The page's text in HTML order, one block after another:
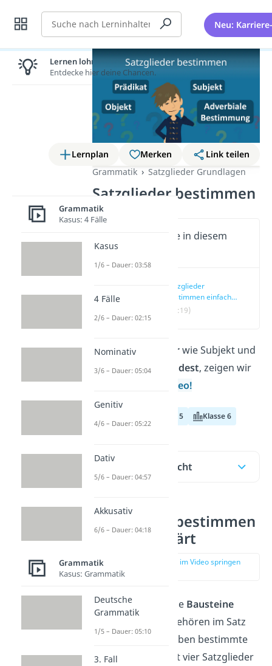
Suche Neu:
Lernplan Merken
Link teilen
Grammatik
Satzglieder Grundlagen
Satzglieder bestimmen
Wichtige Inhalte in diesem
Video
Satzglieder
bestimmen einfach
erklärt
(00:19)
Wie duSatzgliederwie Subjekt und
Prädikatherausfindest, zeigen wir
Video!
Klasse 5 Klasse 6
Inhaltsübersicht
Satzglieder bestimmen
einfach erklärt
zur Stelle im Video springen
Satzglieder sind die Bausteine
. Sie gehören im Satz
zusammen und haben bestimmte
Funktionen. Es gibt vier Satzglieder
Lernen lohnt sich!
Entdecke hier deine Chancen.
Grammatik
Kasus: 4 Fälle
Kasus
1/6 – Dauer: 03:58
4 Fälle
2/6 – Dauer: 02:15
Nominativ
3/6 – Dauer: 05:04
Genitiv
4/6 – Dauer: 05:22
Dativ
5/6 – Dauer: 04:57
Akkusativ
6/6 – Dauer: 04:18
Grammatik
Kasus: Grammatik
Deutsche
Grammatik
1/5 – Dauer: 05:10
3. Fall